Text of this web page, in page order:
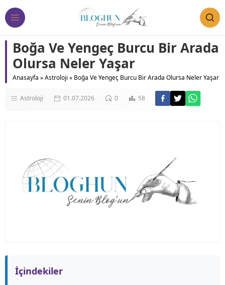
Boğa Ve Yengeç Burcu Bir Arada
Olursa Neler Yaşar
Anasayfa »Astroloji » Boğa Ve Yengeç Burcu Bir Arada Olursa Neler Yaşar
Astroloji 01.07.2026 0 58
İçindekiler